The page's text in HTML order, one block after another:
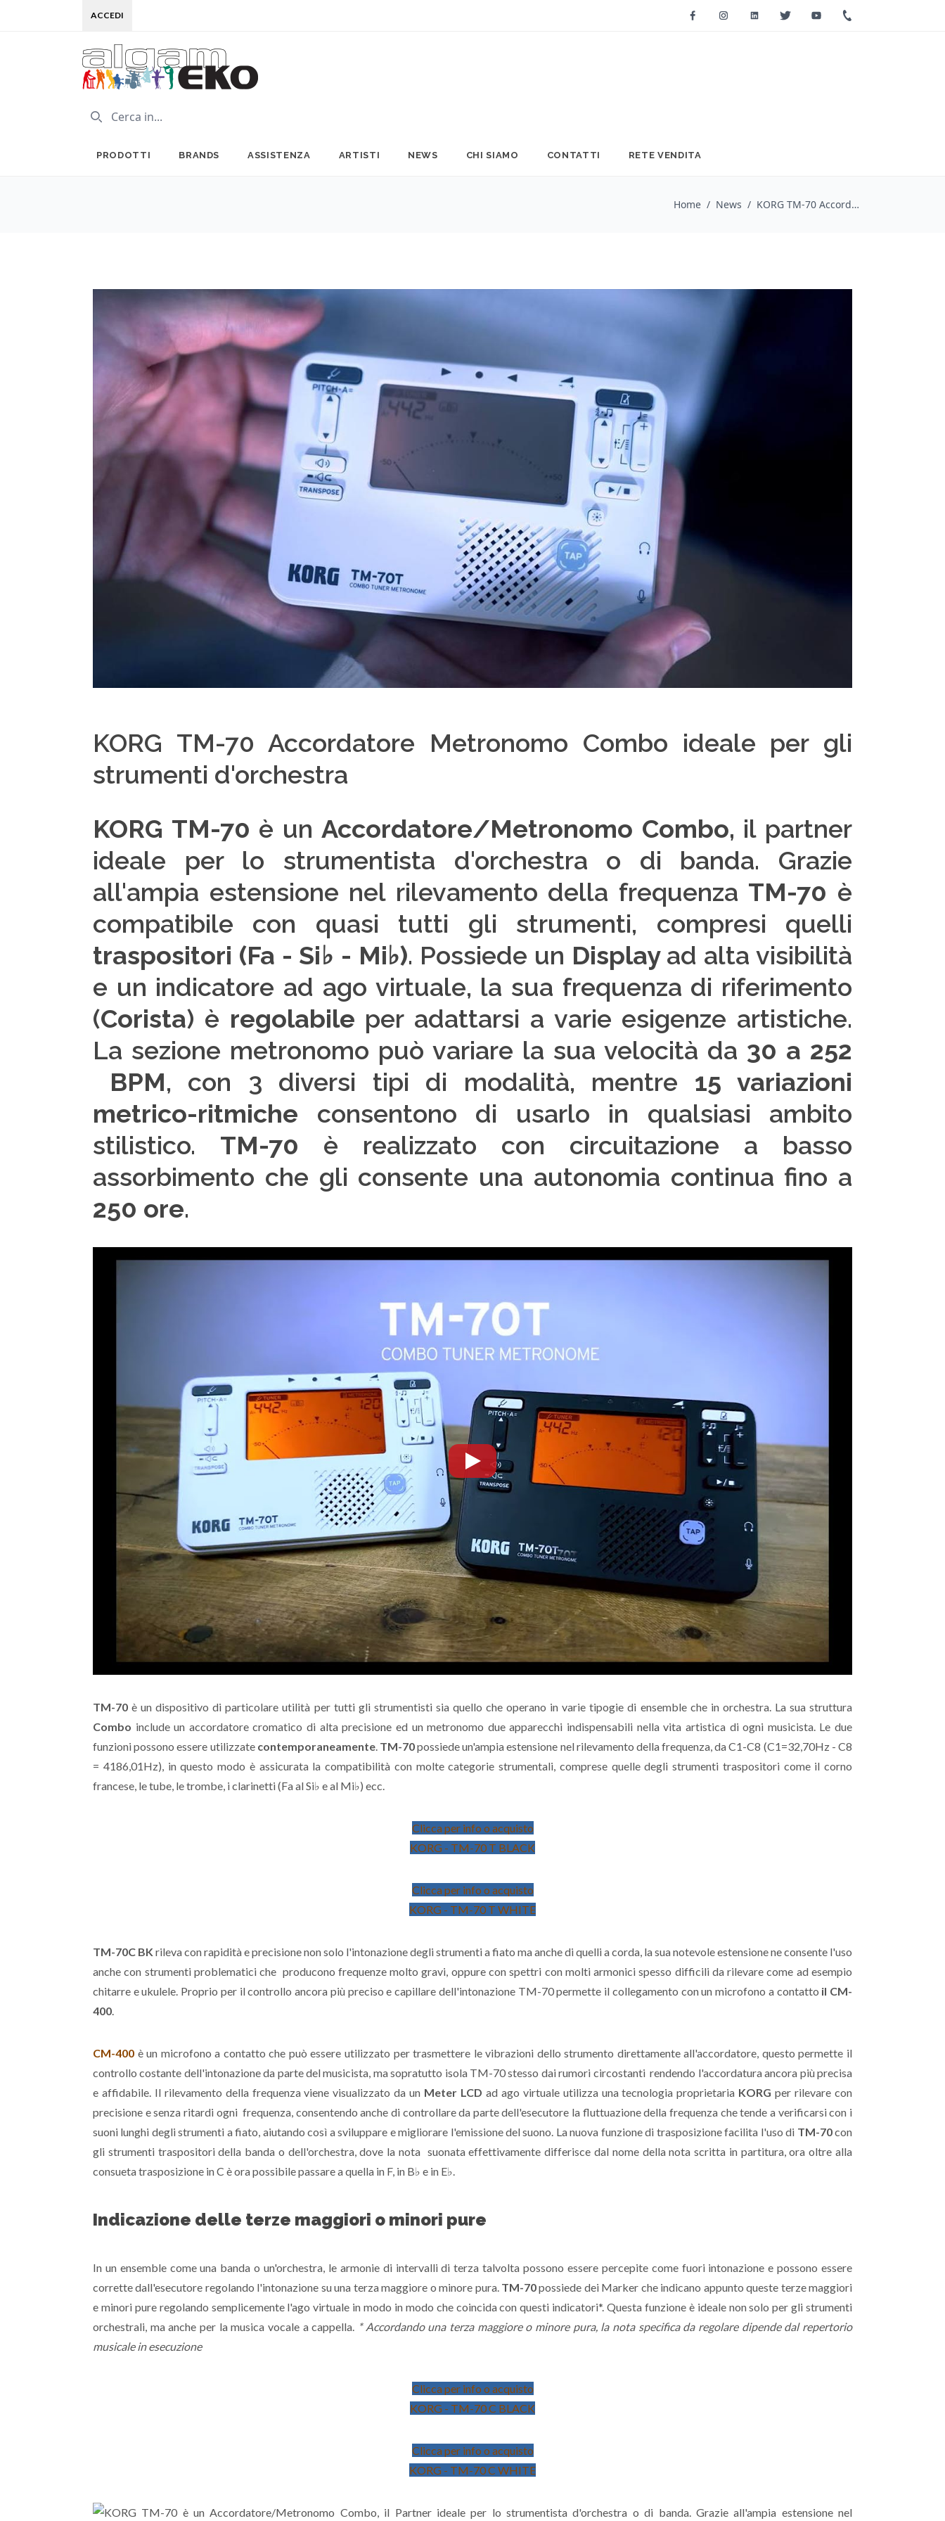
ACCEDI FacebookInstagramLinkedinTwitter Youtube
PRODOTTI BRANDS ASSISTENZA ARTISTI NEWS CHI SIAMO CONTATTI RETE VENDITA
Home / News / KORG TM-70 Accordatore Metronomo Combo ideale per gli strumenti d'orchestra
KORG TM-70 Accordatore Metronomo Combo ideale per gli
strumenti d'orchestra
KORG TM-70 è unAccordatore/Metronomo Combo, il partner
ideale per lo strumentista d'orchestra o di banda. Grazie
all'ampia estensione nel rilevamento della frequenza TM-70 è
compatibile con quasi tutti gli strumenti, compresi quelli
traspositori (Fa - Si♭ - Mi♭). Possiede un Display ad alta visibilità
e un indicatore ad ago virtuale, la sua frequenza di riferimento
(Corista) è regolabile per adattarsi a varie esigenze artistiche.
La sezione metronomo può variare la sua velocità da 30 a 252
BPM, con 3 diversi tipi di modalità, mentre 15 variazioni
metrico-ritmiche consentono di usarlo in qualsiasi ambito
stilistico. TM-70 è realizzato con circuitazione a basso
assorbimento che gli consente una autonomia continua fino a
250 ore.
TM-70è un dispositivo di particolare utilità per tutti gli strumentisti sia quello che operano in varie tipogie di ensemble che in orchestra. La sua struttura
Combo include un accordatore cromatico di alta precisione ed un metronomo due apparecchi indispensabili nella vita artistica di ogni musicista. Le due
funzioni possono essere utilizzate contemporaneamente. TM-70possiede un'ampia estensione nel rilevamento della frequenza, da C1-C8 (C1=32,70Hz - C8
= 4186,01Hz), in questo modo è assicurata la compatibilità con molte categorie strumentali, comprese quelle degli strumenti traspositori come il corno
francese, le tube, le trombe, i clarinetti (Fa al Si♭ e al Mi♭) ecc.
Clicca per info o acquisto
KORG - TM-70 T BLACK
Clicca per info o acquisto
KORG - TM-70 T WHITE
TM-70C BK rileva con rapidità e precisione non solo l'intonazione degli strumenti a fiato ma anche di quelli a corda, la sua notevole estensione ne consente l'uso
anche con strumenti problematici che producono frequenze molto gravi, oppure con spettri con molti armonici spesso difficili da rilevare come ad esempio
chitarre e ukulele. Proprio per il controllo ancora più preciso e capillare dell'intonazione TM-70 permette il collegamento con un microfono a contatto il CM-
400
CM-400 è un microfono a contatto che può essere utilizzato per trasmettere le vibrazioni dello strumento direttamente all'accordatore, questo permette il
controllo costante dell'intonazione da parte del musicista, ma sopratutto isola TM-70 stesso dai rumori circostanti rendendo l'accordatura ancora più precisa
e affidabile. Il rilevamento della frequenza viene visualizzato da un Meter LCD ad ago virtuale utilizza una tecnologia proprietaria KORG per rilevare con
precisione e senza ritardi ogni frequenza, consentendo anche di controllare da parte dell'esecutore la fluttuazione della frequenza che tende a verificarsi con i
suoni lunghi degli strumenti a fiato, aiutando così a sviluppare e migliorare l'emissione del suono. La nuova funzione di trasposizione facilita l'uso di TM-70con
gli strumenti traspositori della banda o dell'orchestra, dove la nota suonata effettivamente differisce dal nome della nota scritta in partitura, ora oltre alla
consueta trasposizione in C è ora possibile passare a quella in F, in B♭ e in E♭.
Indicazione delle terze maggiori o minori pure
In un ensemble come una banda o un'orchestra, le armonie di intervalli di terza talvolta possono essere percepite come fuori intonazione e possono essere
corrette dall'esecutore regolando l'intonazione su una terza maggiore o minore pura. TM-70possiede dei Marker che indicano appunto queste terze maggiori
e minori pure regolando semplicemente l'ago virtuale in modo in modo che coincida con questi indicatori*. Questa funzione è ideale non solo per gli strumenti
orchestrali, ma anche per la musica vocale a cappella. * Accordando una terza maggiore o minore pura, la nota specifica da regolare dipende dal repertorio
musicale in esecuzione
Clicca per info o acquisto
KORG - TM-70 C BLACK
Clicca per info o acquisto
KORG - TM-70 C WHITE